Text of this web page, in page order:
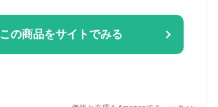
この商品をサイトでみる